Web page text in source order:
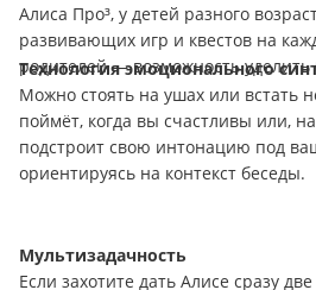
Алиса Про³, у детей разного
развивающих игр и квестов на
родителей — возможность
Технология эмоционального
Можно стоять на ушах или встать
поймёт, когда вы счастливы или,
подстроит свою интонацию под
ориентируясь на контекст беседы.
Мультизадачность
Если захотите дать Алисе сразу